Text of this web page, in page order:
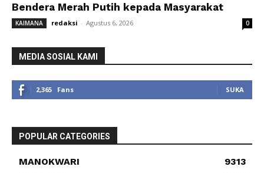
Bendera Merah Putih kepada Masyarakat
KAIMANA redaksi - Agustus 6, 2026 0
MEDIA SOSIAL KAMI
2,365 Fans SUKA
POPULAR CATEGORIES
MANOKWARI
9313